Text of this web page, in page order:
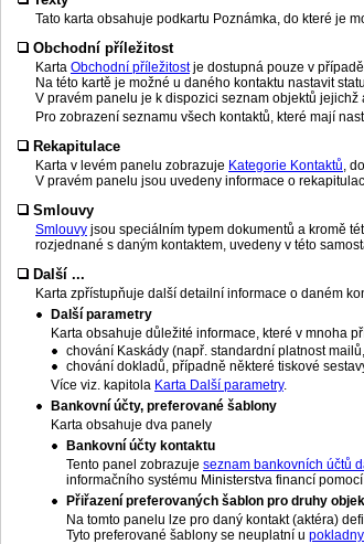
Tato karta obsahuje podkartu Poznámka, do které je
Obchodní příležitost
Karta Obchodní příležitostje dostupná pouze v
Na této kartě je možné u daného kontaktu nastavit
V pravém panelu je k dispozici seznam objektů
Pro zobrazení seznamu všech kontaktů, které mají
Rekapitulace
Karta v levém panelu zobrazuje Kategorie Kontaktů,
V pravém panelu jsou uvedeny informace o
Smlouvy
Smlouvy jsou speciálním typem dokumentů a kromě
rozjednané s daným kontaktem, uvedeny v této
Další ...
Karta zpřístupňuje další detailní informace o daném
Další parametry
Karta obsahuje důležité informace, které v mnoha
chování Kaskády (např. standardní platnost mailů,
chování dokladů, případně některé tiskové
Více viz. kapitola Karta Další parametry.
Bankovní účty, preferované šablony
Karta obsahuje dva panely
Bankovní účty kontaktu
Tento panel zobrazuje seznam bankovních účtů
informačního systému Ministerstva financí
Přiřazení preferovaných šablon pro druhy
Na tomto panelu lze pro daný kontakt (aktéra)
Tyto preferované šablony se neuplatní u